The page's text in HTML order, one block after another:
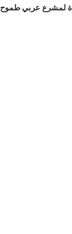
لمشرع عربي طموح